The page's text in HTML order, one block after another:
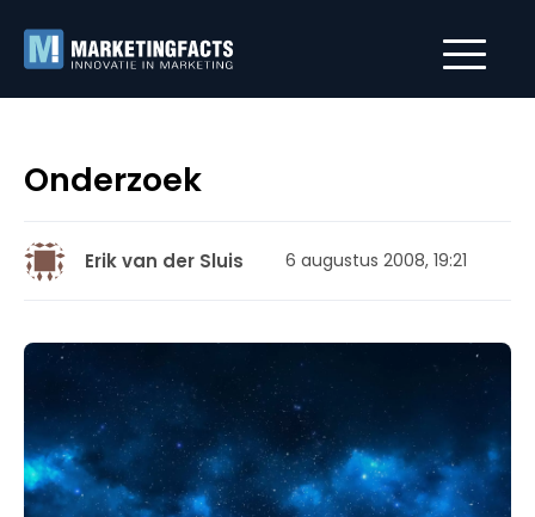
Onderzoek
Erik van der Sluis 6 augustus 2008, 19:21